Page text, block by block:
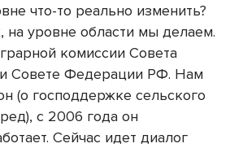
что-то реально изменить?
на уровне области мы делаем.
комиссии Совета
Совете Федерации РФ. Нам
(о господдержке сельского
с 2006 года он
Сейчас идет диалог